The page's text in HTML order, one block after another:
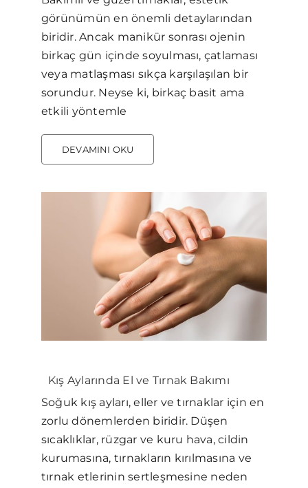
görünümün en önemli detaylarından
biridir. Ancak manikür sonrası ojenin
birkaç gün içinde soyulması, çatlaması
veya matlaşması sıkça karşılaşılan bir
sorundur. Neyse ki, birkaç basit ama
etkili yöntemle
DEVAMINI OKU
Kış Aylarında El ve Tırnak Bakımı
Soğuk kış ayları, eller ve tırnaklar için en
zorlu dönemlerden biridir. Düşen
sıcaklıklar, rüzgar ve kuru hava, cildin
kurumasına, tırnakların kırılmasına ve
tırnak etlerinin sertleşmesine neden